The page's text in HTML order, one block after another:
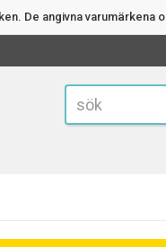
De angivna